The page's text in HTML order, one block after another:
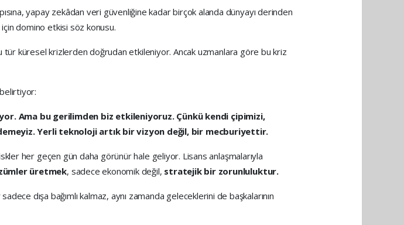
yapay zekâdan veri güvenliğine kadar birçok alanda dünyayı derinden
domino etkisi söz konusu.
tür küresel krizlerden doğrudan etkileniyor. Ancak uzmanlara göre bu kriz
Ama bu gerilimden biz etkileniyoruz. Çünkü kendi çipimizi,
Yerli teknoloji artık bir vizyon değil, bir mecburiyettir.
her geçen gün daha görünür hale geliyor. Lisans anlaşmalarıyla
üretmek, sadece ekonomik değil, stratejik bir zorunluluktur.
dışa bağımlı kalmaz, aynı zamanda geleceklerini de başkalarının